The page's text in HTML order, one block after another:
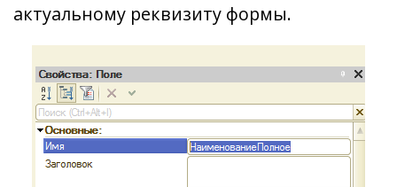
актуальному реквизиту формы.